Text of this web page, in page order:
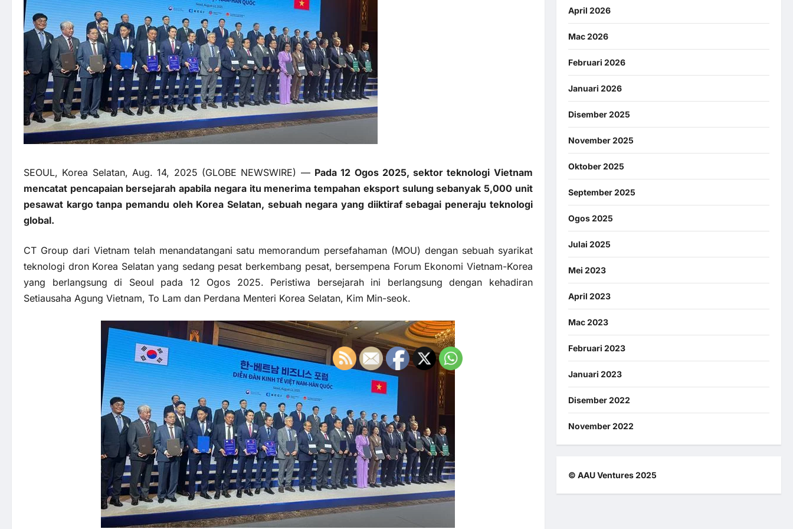
SEOUL, Korea Selatan, Aug. 14, 2025 (GLOBE NEWSWIRE) — Pada 12 Ogos 2025, sektor teknologi Vietnam
mencatat pencapaian bersejarah apabila negara itu menerima tempahan eksport sulung sebanyak 5,000 unit
pesawat kargo tanpa pemandu oleh Korea Selatan, sebuah negara yang diiktiraf sebagai peneraju teknologi
global.
CT Group dari Vietnam telah menandatangani satu memorandum persefahaman (MOU) dengan sebuah syarikat
teknologi dron Korea Selatan yang sedang pesat berkembang pesat, bersempena Forum Ekonomi Vietnam-Korea
yang berlangsung di Seoul pada 12 Ogos 2025. Peristiwa bersejarah ini berlangsung dengan kehadiran
Setiausaha Agung Vietnam, To Lam dan Perdana Menteri Korea Selatan, Kim Min-seok.
April 2026
Mac 2026
Februari 2026
Januari 2026
Disember 2025
November 2025
Oktober 2025
September 2025
Ogos 2025
Julai 2025
Mei 2023
April 2023
Mac 2023
Februari 2023
Januari 2023
Disember 2022
November 2022
© AAU Ventures 2025